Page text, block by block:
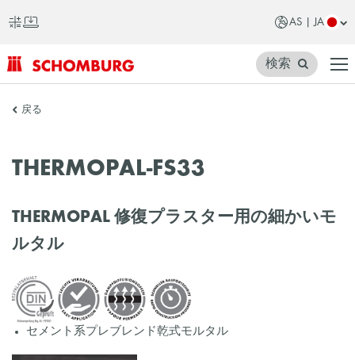
AS | JA
SCHOMBURG
ジ
検索
戻る
THERMOPAL-FS33
THERMOPAL 修復プラスター用の細かいモ
ルタル
セメント系プレブレンド乾式モルタル